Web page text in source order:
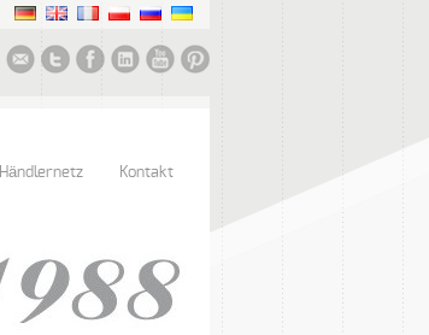
Händlernetz Kontakt